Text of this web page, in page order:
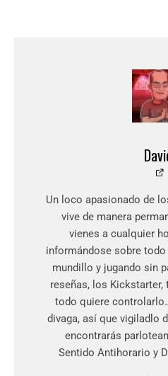
Un loco apasionado de
vive de manera
vienes a cualquier
informándose sobre
mundillo y jugando sin
reseñas, los
todo quiere
divaga, así que vigiladlo
encontrarás
Sentido Antihorario y